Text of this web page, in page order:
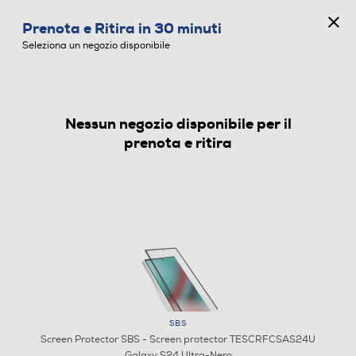
SCREEN PROTECTOR
Prenota e Ritira in 30 minuti
Seleziona un negozio disponibile
Nessun negozio disponibile per il
prenota e ritira
SBS
Screen Protector SBS - Screen protector TESCRFCSAS24U